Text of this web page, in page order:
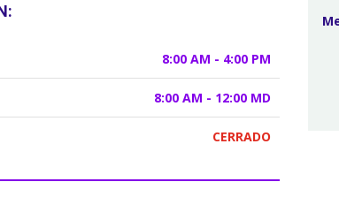
8:00 AM - 4:00 PM
8:00 AM - 12:00 MD
CERRADO